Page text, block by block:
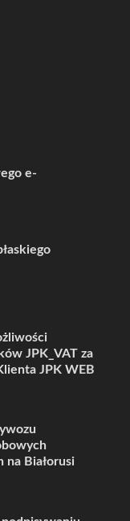
e-
JPK_VAT za
JPK WEB
na Białorusi